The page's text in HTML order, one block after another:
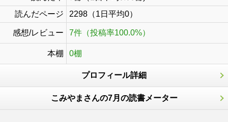
読んだページ
2298（1日平均0）
感想/レビュー 7件（投稿率100.0%）
本棚 0棚
プロフィール詳細
こみやまさんの7月の読書メーター